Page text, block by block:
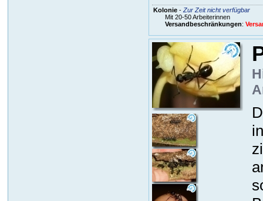
Kolonie- Zur Zeit nicht verfügbar
Mit 20-50 Arbeiterinnen
Versandbeschränkungen: